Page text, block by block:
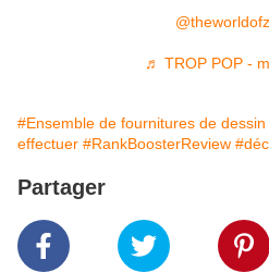
♬ TROP POP -
#Ensemble de fournitures de dessin
effectuer #RankBoosterReview
Partager